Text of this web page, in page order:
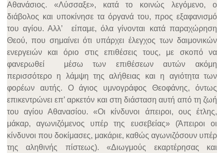
Αθανάσιος. «Λύσσαξε», κατά το κοινώς λεγόμενο, ο
διάβολος και υποκίνησε τα όργανά του, προς εξαφανισμό
του αγίου. Αλλ’ είπαμε, όλα γίνονται κατά παραχώρηση
Θεού, που σημαίνει ότι υπάρχει έλεγχος των δαιμονικών
ενεργειών και όριο στις επιθέσεις τους, με σκοπό να
φανερωθεί μέσω των επιθέσεων αυτών ακόμη
περισσότερο η λάμψη της αλήθειας και η αγιότητα των
φορέων αυτής. Ο άγιος υμνογράφος Θεοφάνης, όντως
επικεντρώνει επ’ αρκετόν και στη διάσταση αυτή από τη ζωή
του αγίου Αθανασίου. «Οι κίνδυνοι άπειροι, ους έτλης,
μάκαρ, αγωνιζόμενος υπέρ της ευσεβείας» (Άπειροι οι
κίνδυνοι που δοκίμασες, μακάριε, καθώς αγωνιζόσουν υπέρ
της αληθινής πίστεως). «Διωγμούς εκαρτέρησας και